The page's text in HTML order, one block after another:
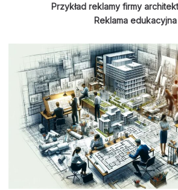
Przykład reklamy firmy
Reklama edukacyjna